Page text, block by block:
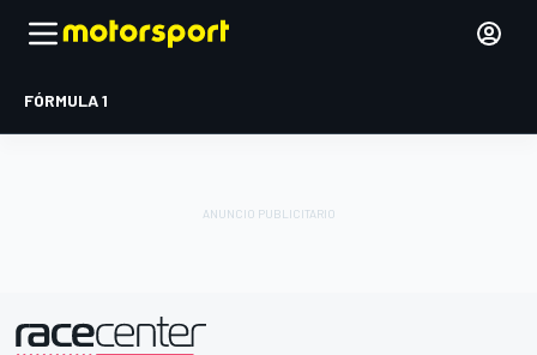
FÓRMULA 1